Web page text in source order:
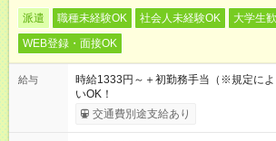
派遣 職種未経験OK 社会人未経験OK 大学生
WEB登録・面接OK
給与
時給1333円～＋初勤務手当（※規定に
いOK！
交通費別途支給あり